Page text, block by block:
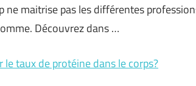
ne maitrise pas les différentes
Découvrez dans …
taux de protéine dans le corps?